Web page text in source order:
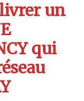
un
qui